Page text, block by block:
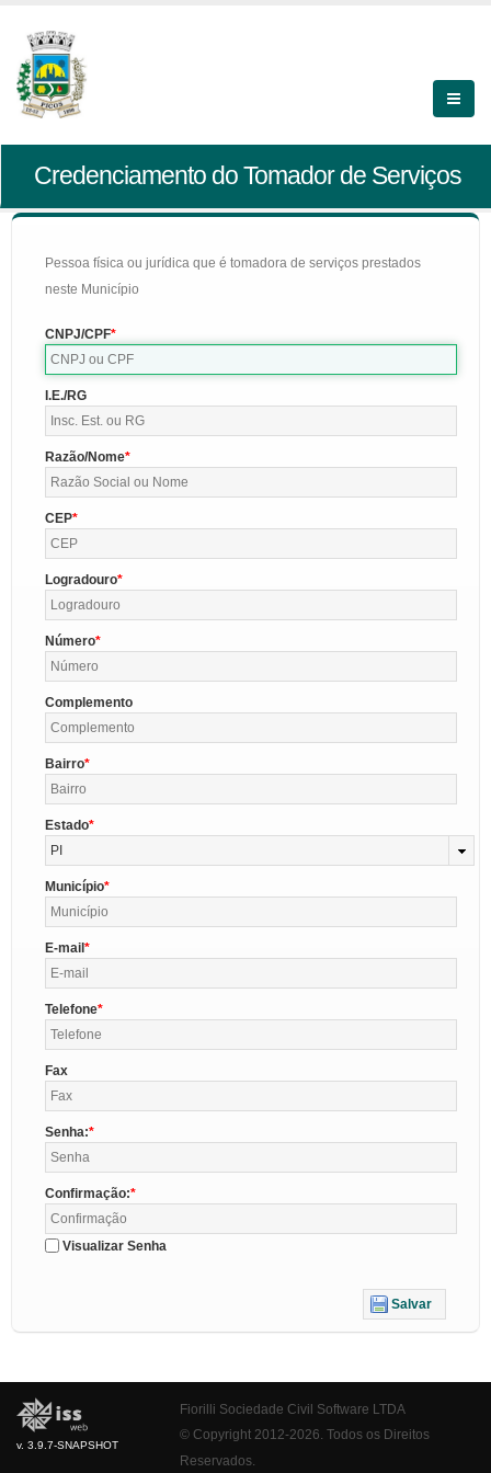
Credenciamento do Tomador de Serviços
Pessoa física ou jurídica que é tomadora de serviços prestados
neste Município
CNPJ/CPF
I.E./RG
Razão/Nome
CEP
Logradouro
Número
Complemento
Bairro
Estado
PI
Município
E-mail
Telefone
Fax
Senha:
Confirmação:
Visualizar Senha
Salvar
v. 3.9.7-SNAPSHOT
Fiorilli Sociedade Civil Software LTDA
© Copyright 2012-2026. Todos os Direitos
Reservados.